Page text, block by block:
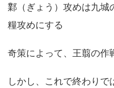
鄴（ぎょう）攻めは九城
糧攻めにする
奇策によって、王翦の作
しかし、これで終わり